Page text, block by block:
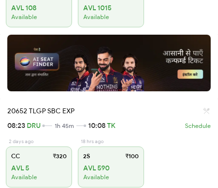
AVL 108
Available
AVL 1015
Available
20652 TLGP SBC EXP
08:23 DRU 1h 45m 10:08TK Schedule
2 days ago
CC ₹320
AVL 5
Available
18 hrs ago
2S ₹100
AVL 590
Available